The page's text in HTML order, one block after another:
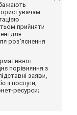
бажають
прийняти
для
роз'яснення
порівняння з
заяви,
її послуги;
ресурси;